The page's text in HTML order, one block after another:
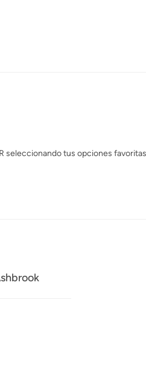
seleccionando tus opciones